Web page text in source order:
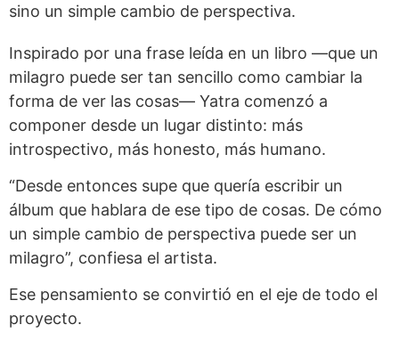
sino un simple cambio de perspectiva.
Inspirado por una frase leída en un libro —que un
milagro puede ser tan sencillo como cambiar la
forma de ver las cosas— Yatra comenzó a
componer desde un lugar distinto: más
introspectivo, más honesto, más humano.
“Desde entonces supe que quería escribir un
álbum que hablara de ese tipo de cosas. De cómo
un simple cambio de perspectiva puede ser un
milagro”, confiesa el artista.
Ese pensamiento se convirtió en el eje de todo el
proyecto.